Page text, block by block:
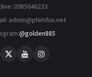
0985646233
admin@phimfun.net
@golden885